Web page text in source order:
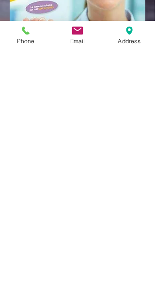
Phone Email Address